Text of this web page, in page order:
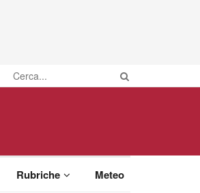
Rubriche Meteo